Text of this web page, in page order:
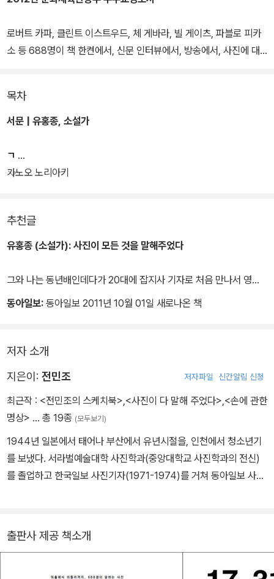
로버트 카파, 클린트 이스트우드, 체 게바라, 빌 게이츠, 파블로 피카
소 등 688명이 책 한켠에서, 신문 인터뷰에서, 방송에서, 사진에 대
노트에 옮겨 적고, 잡지와 신문 이곳저곳에서 쪽 사진들을 잘라 스크
랩해 한 권의 책으로 펴냈다.
목차
서문 | 유홍종, 소설가
ㄱ
가노오 노리아키
추천글
유홍종 (소설가): 사진이 모든 것을 말해주었다
그와 나는 동년배인데다가 20대에 잡지사 기자로 처음 만나서 영상
르포를 함께 취재하면서 인연이 시작되었다. 그 이후로 40여년의 세
이 표현예술의 길을 걷고 있는 셈이지만 나는 전민조처럼 외곬의 길
니아라는 뜻보다 어감이 더 강하다. 내가 그를 오타쿠 사진작가라고
말하면 그는 사진이라는 우물에 깊이 빠져서 헤어날 줄 모르고 무서
운 고집과 집념 그 자체를 즐기는 외톨이를 뜻한다.
그는 진짜 프로근성이 없는 사람들이 이해할 수 없는 세계에서 살고
있다. 그를 볼 때마다 나도 작가 근성을 가져야한다고 늘 자극을 받곤
세 슬픈 사슴의 눈이 되어 방황하게 될 것이다.
오랫동안 신문과 잡지사에서 저널리스트 사진기자로 뛰는 동안에도
동아일보: 동아일보 2011년 10월 01일 새로나온 책
저자 소개
지은이: 전민조 저자파일 신간알림 신청
최근작 : <전민조의 스케치북>,<사진이 다 말해 주었다>,<손에 관한
명상> … 총 19종 (모두보기)
1944년 일본에서 태어나 부산에서 유년시절을, 인천에서 청소년기
를 보냈다. 서라벌예술대학 사진학과(중앙대학교 사진학과의 전신)
를 졸업하고 한국일보 사진기자(1971-1974)를 거쳐 동아일보 사진
86)과 『서울 스케치』(눈빛, 1992),『섬』(눈빛, 2005), 『농부』(평민
출판사 제공 책소개